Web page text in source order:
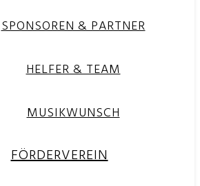
SPONSOREN & PARTNER
HELFER & TEAM
MUSIKWUNSCH
FÖRDERVEREIN